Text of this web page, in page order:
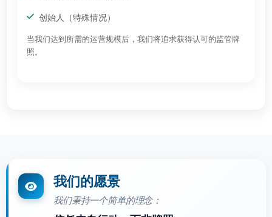
创始人（特殊情况）
当我们达到所需的运营规模后，我们将追求获得认可的监管牌
照。
我们的愿景
我们秉持一个简单的理念：